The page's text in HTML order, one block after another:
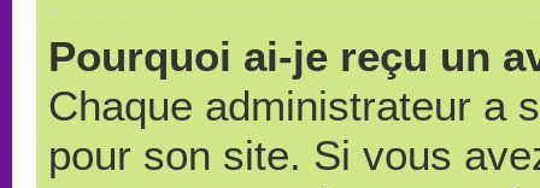
Pourquoi ai-je reçu un
Chaque administrateur a
pour son site. Si vous